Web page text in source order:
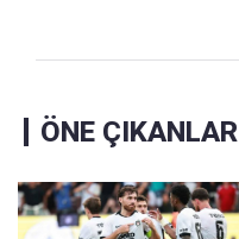
ÖNE ÇIKANLAR